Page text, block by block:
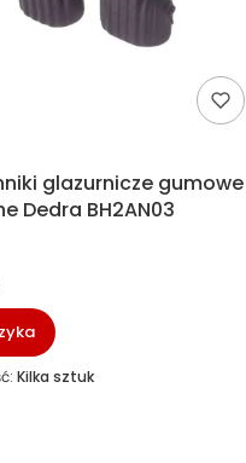
glazurnicze gumowe
Dedra BH2AN03
Kilka sztuk